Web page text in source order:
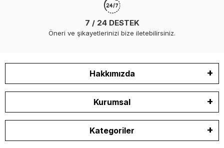
7 / 24 DESTEK
Öneri ve şikayetlerinizi bize iletebilirsiniz.
Hakkımızda
Kurumsal
Kategoriler